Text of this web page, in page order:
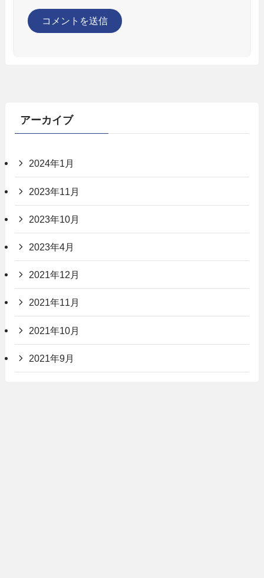
アーカイブ
2024年1月
2023年11月
2023年10月
2023年4月
2021年12月
2021年11月
2021年10月
2021年9月